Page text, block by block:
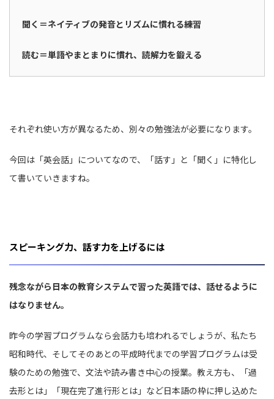
聞く＝ネイティブの発音とリズムに慣れる練習
読む＝単語やまとまりに慣れ、読解力を鍛える
それぞれ使い方が異なるため、別々の勉強法が必要になります。
今回は「英会話」についてなので、「話す」と「聞く」に特化し
て書いていきますね。
スピーキング力、話す力を上げるには
残念ながら日本の教育システムで習った英語では、話せるように
はなりません。
昨今の学習プログラムなら会話力も培われるでしょうが、私たち
昭和時代、そしてそのあとの平成時代までの学習プログラムは受
験のための勉強で、文法や読み書き中心の授業。教え方も、「過
去形とは」「現在完了進行形とは」など日本語の枠に押し込めた